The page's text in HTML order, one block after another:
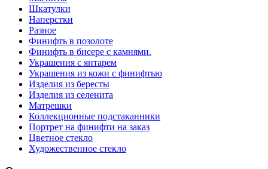
Шкатулки
Наперстки
Разное
Финифть в позолоте
Финифть в бисере с камнями.
Украшения с янтарем
Украшения из кожи с финифтью
Изделия из бересты
Изделия из селенита
Матрешки
Коллекционные подстаканники
Портрет на финифти на заказ
Цветное стекло
Художественное стекло